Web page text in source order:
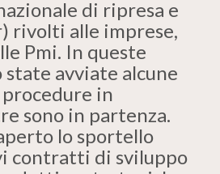
di ripresa e
rivolti alle imprese,
Pmi. In queste
avviate alcune
in
sono in partenza.
lo sportello
contratti di sviluppo